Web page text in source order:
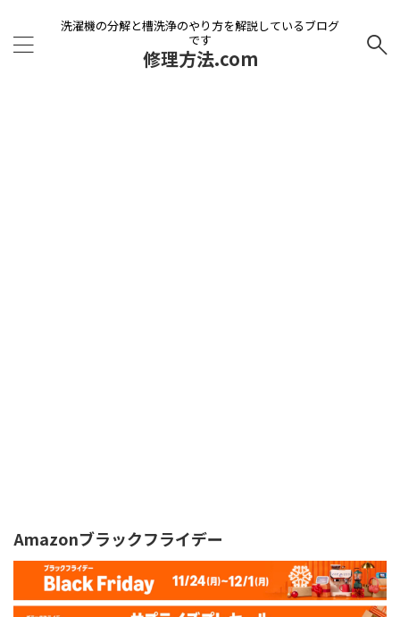
洗濯機の分解と槽洗浄のやり方を解説しているブログ
です
修理方法.com
Amazonブラックフライデー